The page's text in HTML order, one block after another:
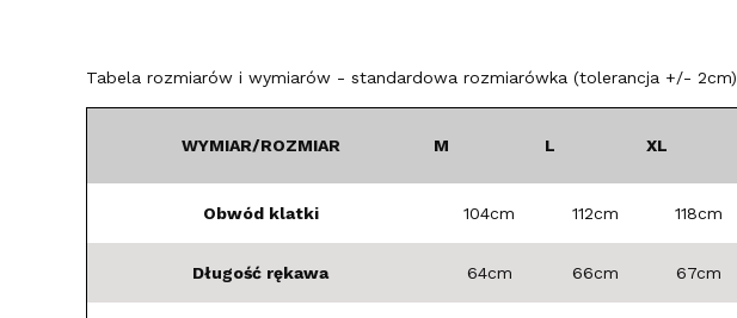
Tabela rozmiarów i wymiarów - standardowa rozmiarówka (tolerancja +/- 2cm)
WYMIAR/ROZMIAR M L XL
Obwód klatki 104cm 112cm 118cm
Długość rękawa 64cm 66cm 67cm